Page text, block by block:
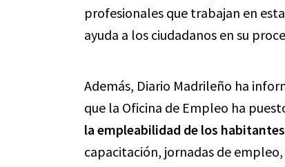
profesionales que trabajan en
ayuda a los ciudadanos en su
Además, Diario Madrileño ha
que la Oficina de Empleo ha
la empleabilidad de los
capacitación, jornadas de